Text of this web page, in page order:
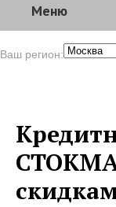
Меню
Ваш регион: